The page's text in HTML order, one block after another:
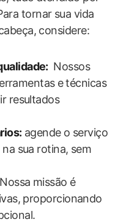
tornar sua vida
considere:
⁢ Nossos
⁢e técnicas
resultados
agende o serviço‍
sua rotina, sem
Nossa missão é
proporcionando